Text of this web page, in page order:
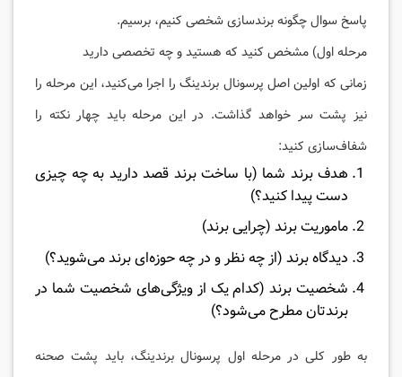
پاسخ سوال چگونه برندسازی شخصی کنیم، برسیم.
مرحله اول) مشخص کنید که هستید و چه تخصصی دارید
زمانی که اولین اصل پرسونال برندینگ را اجرا می‌کنید، این مرحله را
نیز پشت سر خواهد گذاشت. در این مرحله باید چهار نکته را
شفاف‌سازی کنید:
هدف برند شما (با ساخت برند قصد دارید به چه چیزی
دست پیدا کنید؟)
ماموریت برند (چرایی برند)
دیدگاه برند (از چه نظر و در چه حوزه‌ای برند می‌شوید؟)
شخصیت برند (کدام یک از ویژگی‌های شخصیت شما در
برندتان مطرح می‌شود؟)
به طور کلی در مرحله اول پرسونال برندینگ، باید پشت صحنه